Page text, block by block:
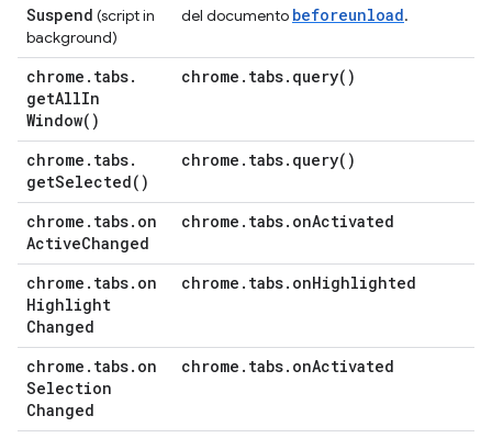
Suspend (script in
background)
del documento beforeunload.
chrome . tabs.
getAllIn
Window( )
chrome . tabs. query( )
chrome . tabs.
getSelected( )
chrome . tabs. query( )
chrome . tabs. on
ActiveChanged
chrome . tabs. onActivated
chrome . tabs. on
Highlight
Changed
chrome . tabs. onHighlighted
chrome . tabs. on
Selection
Changed
chrome . tabs. onActivated